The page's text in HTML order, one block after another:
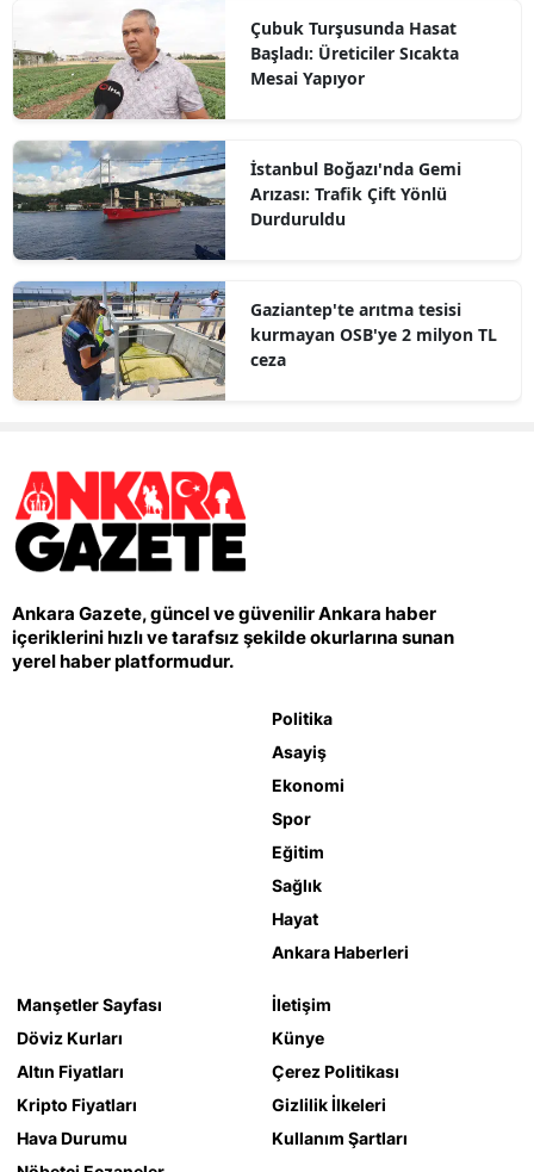
Çubuk Turşusunda Hasat
Başladı: Üreticiler Sıcakta
Mesai Yapıyor
İstanbul Boğazı'nda Gemi
Arızası: Trafik Çift Yönlü
Durduruldu
Gaziantep'te arıtma tesisi
kurmayan OSB'ye 2 milyon TL
ceza
Ankara Gazete, güncel ve güvenilir Ankara haber
içeriklerini hızlı ve tarafsız şekilde okurlarına sunan
yerel haber platformudur.
Politika
Asayiş
Ekonomi
Spor
Eğitim
Sağlık
Hayat
Ankara Haberleri
Manşetler Sayfası
Döviz Kurları
Altın Fiyatları
Kripto Fiyatları
Hava Durumu
İletişim
Künye
Çerez Politikası
Gizlilik İlkeleri
Kullanım Şartları